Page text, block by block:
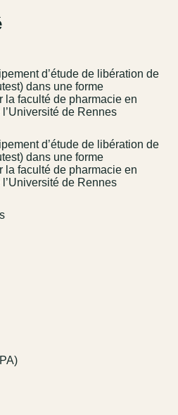
d’étude de libération de
dans une forme
la faculté de pharmacie en
de Rennes
d’étude de libération de
dans une forme
la faculté de pharmacie en
de Rennes